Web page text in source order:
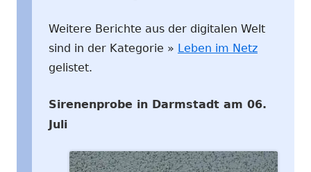
Weitere Berichte aus der digitalen Welt
sind in der Kategorie » Leben im Netz
gelistet.
Sirenenprobe in Darmstadt am 06.
Juli